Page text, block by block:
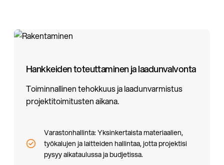
Hankkeiden toteuttaminen ja laadunvalvonta
Toiminnallinen tehokkuus ja laadunvarmistus
projektitoimitusten aikana.
Varastonhallinta: Yksinkertaista materiaalien,
työkalujen ja laitteiden hallintaa, jotta projektisi
pysyy aikataulussa ja budjetissa.